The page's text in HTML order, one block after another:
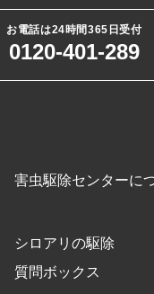
お電話は24時間365日受付
0120-401-289
害虫駆除センターに
シロアリの駆除
質問ボックス